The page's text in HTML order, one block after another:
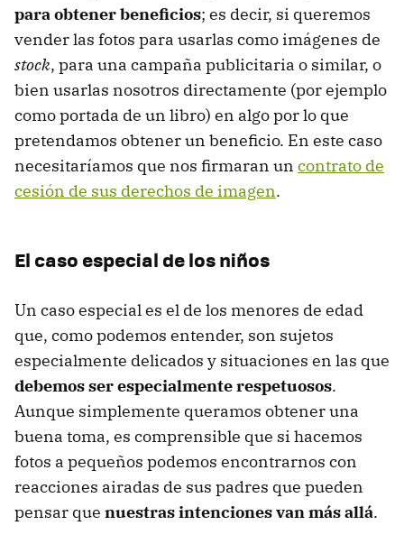
para obtener beneficios; es decir, si queremos
vender las fotos para usarlas como imágenes de
stock, para una campaña publicitaria o similar, o
bien usarlas nosotros directamente (por ejemplo
como portada de un libro) en algo por lo que
pretendamos obtener un beneficio. En este caso
necesitaríamos que nos firmaran un contrato de
cesión de sus derechos de imagen.
El caso especial de los niños
Un caso especial es el de los menores de edad
que, como podemos entender, son sujetos
especialmente delicados y situaciones en las que
debemos ser especialmente respetuosos.
Aunque simplemente queramos obtener una
buena toma, es comprensible que si hacemos
fotos a pequeños podemos encontrarnos con
reacciones airadas de sus padres que pueden
pensar que nuestras intenciones van más allá.